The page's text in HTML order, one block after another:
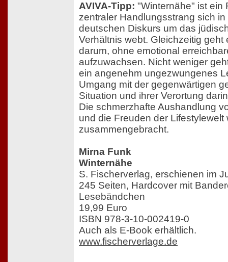
AVIVA-Tipp: "Winternähe" ist ein
zentraler Handlungsstrang sich
deutschen Diskurs um das
Verhältnis webt. Gleichzeitig geht
darum, ohne emotional
aufzuwachsen. Nicht weniger
ein angenehm ungezwungenes
Umgang mit der gegenwärtigen
Situation und ihrer Verortung
Die schmerzhafte Aushandlung
und die Freuden der Lifestylewelt
zusammengebracht.
Mirna Funk
Winternähe
S. Fischerverlag, erschienen im
245 Seiten, Hardcover mit
Lesebändchen
19,99 Euro
ISBN 978-3-10-002419-0
Auch als E-Book erhältlich.
www.fischerverlage.de